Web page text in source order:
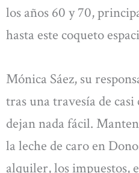
los años 60 y 70,
hasta este coqueto
Mónica Sáez, su
tras una travesía de
dejan nada fácil.
la leche de caro en
alquiler, los impuestos,